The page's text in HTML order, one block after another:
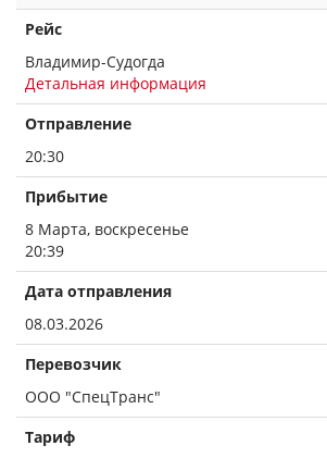
Рейс
Владимир-Судогда
Детальная информация
Отправление
20:30
Прибытие
8 Марта, воскресенье
20:39
Дата отправления
08.03.2026
Перевозчик
ООО "СпецТранс"
Тариф